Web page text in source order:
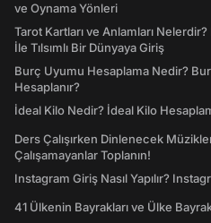
ve Oynama Yönleri
Tarot Kartları ve Anlamları
İle Tılsımlı Bir Dünyaya Giriş
Burç Uyumu Hesaplama Nedir?
Hesaplanır?
İdeal Kilo Nedir? İdeal Kilo
Ders Çalışırken Dinlenecek
Çalışamayanlar Toplanın!
Instagram Giriş Nasıl Yapılır?
41 Ülkenin Bayrakları ve Ülke